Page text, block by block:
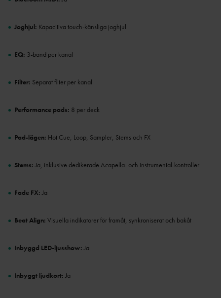
Joghjul: Kapacitiva touch-känsliga joghjul
EQ: 3-band per kanal
Filter: Separat filter per kanal
Performance pads: 8 per deck
Pad-lägen: Hot Cue, Loop, Sampler, Stems och FX
Stems: Ja, inklusive dedikerade Acapella- och Instrumental-kontroller
Fade FX: Ja
Beat Align: Visuella indikatorer för framåt, synkroniserat och bakåt
Inbyggd LED-ljusshow: Ja
Inbyggt ljudkort: Ja